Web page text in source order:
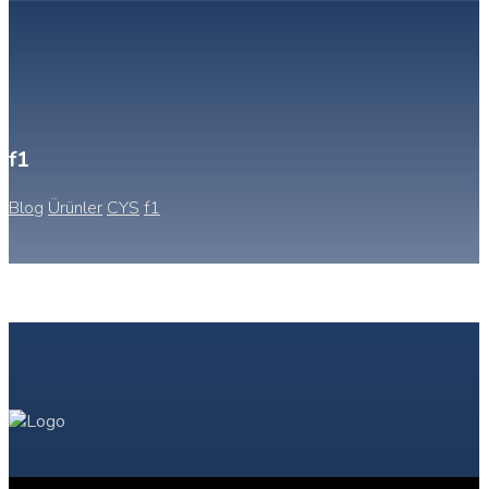
f1
Blog Ürünler CYS f1